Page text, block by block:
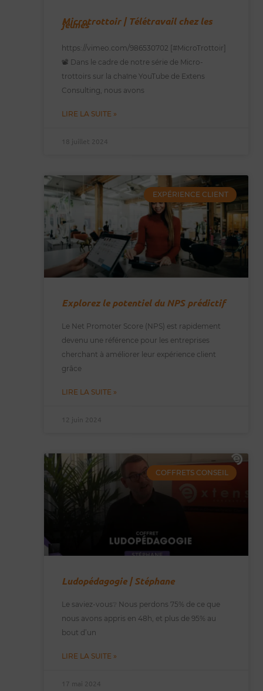
Microtrottoir | Télétravail chez les
jeunes
https://vimeo.com/986530702 [#MicroTrottoir]
📽️ Dans le cadre de notre série de Micro-
trottoirs sur la chaîne YouTube de Extens
Consulting, nous avons
LIRE LA SUITE »
18 juillet 2024
EXPÉRIENCE CLIENT
Explorez le potentiel du NPS prédictif
Le Net Promoter Score (NPS) est rapidement
devenu une référence pour les entreprises
cherchant à améliorer leur expérience client
grâce
LIRE LA SUITE »
12 juin 2024
COFFRETS CONSEIL
Ludopédagogie | Stéphane
Le saviez-vous❔ Nous perdons 75% de ce que
nous avons appris en 48h, et plus de 95% au
bout d’un
LIRE LA SUITE »
17 mai 2024